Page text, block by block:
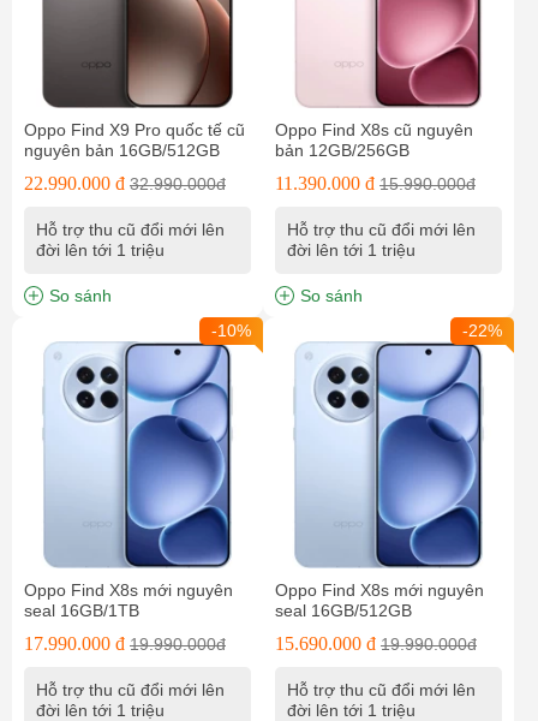
Oppo Find X9 Pro quốc tế cũ
nguyên bản 16GB/512GB
22.990.000 đ 32.990.000đ
Hỗ trợ thu cũ đổi mới lên
đời lên tới 1 triệu
So sánh
Oppo Find X8s cũ nguyên
bản 12GB/256GB
11.390.000 đ 15.990.000đ
Hỗ trợ thu cũ đổi mới lên
đời lên tới 1 triệu
So sánh
-10%
Oppo Find X8s mới nguyên
seal 16GB/1TB
17.990.000 đ 19.990.000đ
Hỗ trợ thu cũ đổi mới lên
đời lên tới 1 triệu
-22%
Oppo Find X8s mới nguyên
seal 16GB/512GB
15.690.000 đ 19.990.000đ
Hỗ trợ thu cũ đổi mới lên
đời lên tới 1 triệu